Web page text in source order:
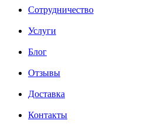
Сотрудничество
Услуги
Блог
Отзывы
Доставка
Контакты